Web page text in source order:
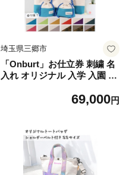
埼玉県三郷市
「Onburt」お仕立券 刺繍 名
入れ オリジナル 入学 入園 5
69,000円